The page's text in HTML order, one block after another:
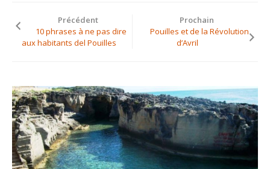
SANTA
MARIA
MAISONS
À
LOUER
CONTACTS
Précédent
10 phrases à ne pas dire
aux habitants del Pouilles
Prochain
Pouilles et de la Révolution
d’Avril